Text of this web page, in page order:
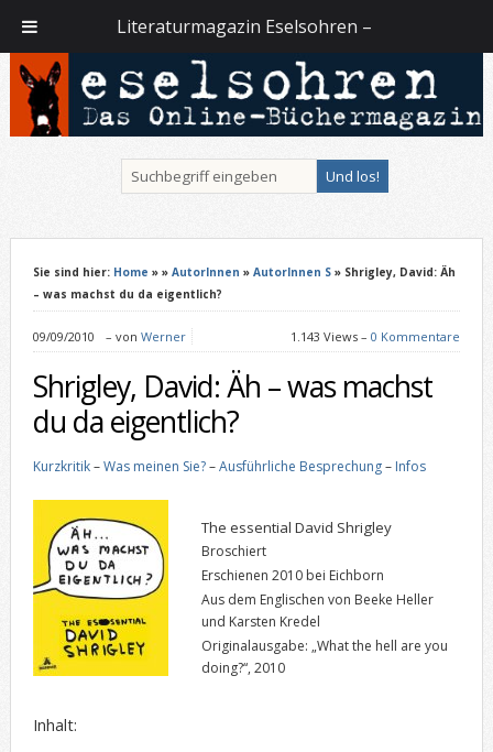
Sie sind hier: Home » » AutorInnen » AutorInnen S» Shrigley, David: Äh
– was machst du da eigentlich?
09/09/2010 – von Werner 1.143 Views –0 Kommentare
Shrigley, David: Äh – was machst
du da eigentlich?
Kurzkritik–Was meinen Sie?–Ausführliche Besprechung– Infos
The essential David Shrigley
Broschiert
Erschienen 2010 bei Eichborn
Aus dem Englischen von Beeke Heller
und Karsten Kredel
Originalausgabe: „What the hell are you
doing?“, 2010
Inhalt:
Literaturmagazin Eselsohren –